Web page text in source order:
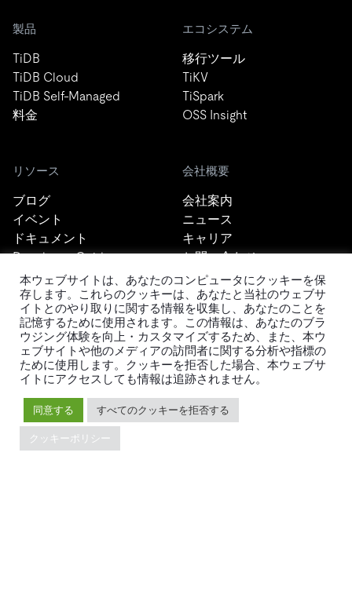
製品
TiDB
TiDB Cloud
TiDB Self-Managed
料金
エコシステム
移行ツール
TiKV
TiSpark
OSS Insight
リソース
ブログ
イベント
ドキュメント
Developer Guide
FAQ
サポート
会社概要
会社案内
ニュース
キャリア
お問い合わせ
パートナー
Trust Hub
セキュリティ
メンテナンスポリシー
ブランドガイドライン
本ウェブサイトは、あなたのコンピュータにクッキーを保
存します。これらのクッキーは、あなたと当社のウェブサ
イトとのやり取りに関する情報を収集し、あなたのことを
記憶するために使用されます。この情報は、あなたのブラ
ウジング体験を向上・カスタマイズするため、また、本ウ
ェブサイトや他のメディアの訪問者に関する分析や指標の
ために使用します。クッキーを拒否した場合、本ウェブサ
イトにアクセスしても情報は追跡されません。
同意する すべてのクッキーを拒否する
クッキーポリシー